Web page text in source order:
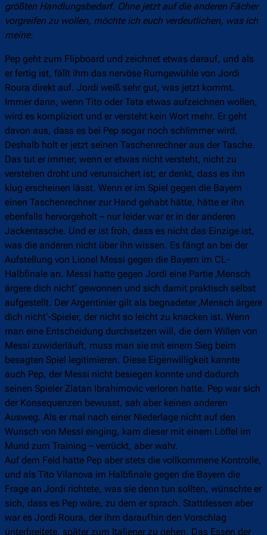
größten Handlungsbedarf. Ohne jetzt auf die anderen Fächer
vorgreifen zu wollen, möchte ich euch verdeutlichen, was ich
meine.
Pep geht zum Flipboard und zeichnet etwas darauf, und als
er fertig ist, fällt ihm das nervöse Rumgewühle von Jordi
Roura direkt auf. Jordi weiß sehr gut, was jetzt kommt.
Immer dann, wenn Tito oder Tata etwas aufzeichnen wollen,
wird es kompliziert und er versteht kein Wort mehr. Er geht
davon aus, dass es bei Pep sogar noch schlimmer wird.
Deshalb holt er jetzt seinen Taschenrechner aus der Tasche.
Das tut er immer, wenn er etwas nicht versteht, nicht zu
verstehen droht und verunsichert ist; er denkt, dass es ihn
klug erscheinen lässt. Wenn er im Spiel gegen die Bayern
einen Taschenrechner zur Hand gehabt hätte, hätte er ihn
ebenfalls hervorgeholt – nur leider war er in der anderen
Jackentasche. Und er ist froh, dass es nicht das Einzige ist,
was die anderen nicht über ihn wissen. Es fängt an bei der
Aufstellung von Lionel Messi gegen die Bayern im CL-
Halbfinale an. Messi hatte gegen Jordi eine Partie ‚Mensch
ärgere dich nicht‘ gewonnen und sich damit praktisch selbst
aufgestellt. Der Argentinier gilt als begnadeter ‚Mensch ärgere
dich nicht‘-Spieler, der nicht so leicht zu knacken ist. Wenn
man eine Entscheidung durchsetzen will, die dem Willen von
Messi zuwiderläuft, muss man sie mit einem Sieg beim
besagten Spiel legitimieren. Diese Eigenwilligkeit kannte
auch Pep, der Messi nicht besiegen konnte und dadurch
seinen Spieler Zlatan Ibrahimovic verloren hatte. Pep war sich
der Konsequenzen bewusst, sah aber keinen anderen
Ausweg. Als er mal nach einer Niederlage nicht auf den
Wunsch von Messi einging, kam dieser mit einem Löffel im
Mund zum Training – verrückt, aber wahr.
Auf dem Feld hatte Pep aber stets die vollkommene Kontrolle,
und als Tito Vilanova im Halbfinale gegen die Bayern die
Frage an Jordi richtete, was sie denn tun sollten, wünschte er
sich, dass es Pep wäre, zu dem er sprach. Stattdessen aber
war es Jordi Roura, der ihm daraufhin den Vorschlag
unterbreitete, später zum Italiener zu gehen. Das Essen der